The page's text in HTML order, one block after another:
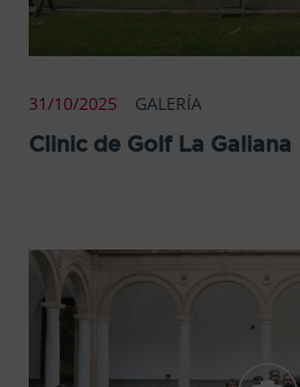
31/10/2025 GALERÍA
Clinic de Golf La Galiana